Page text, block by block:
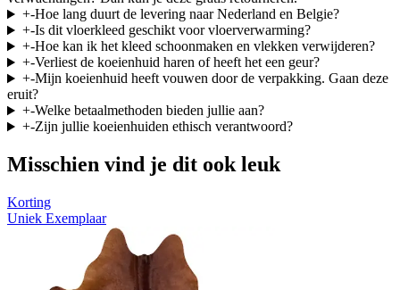
+-Hoe lang duurt de levering naar Nederland en Belgie?
+-Is dit vloerkleed geschikt voor vloerverwarming?
+-Hoe kan ik het kleed schoonmaken en vlekken verwijderen?
+-Verliest de koeienhuid haren of heeft het een geur?
+-Mijn koeienhuid heeft vouwen door de verpakking. Gaan deze
eruit?
+-Welke betaalmethoden bieden jullie aan?
+-Zijn jullie koeienhuiden ethisch verantwoord?
Misschien vind je dit ook leuk
Korting
Uniek Exemplaar